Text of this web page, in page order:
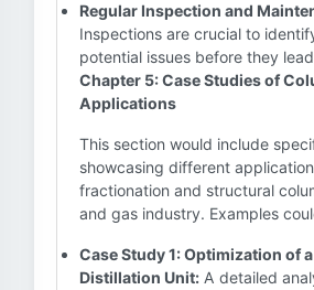
Regular Inspection and
Inspections are crucial to
potential issues before they
Chapter 5: Case Studies of
Applications
This section would include
showcasing different
fractionation and structural
and gas industry. Examples
Case Study 1: Optimization of
Distillation Unit: A detailed